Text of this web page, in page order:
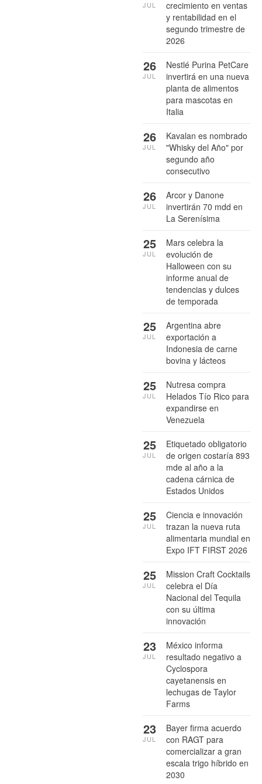
crecimiento en ventas
y rentabilidad en el
segundo trimestre de
2026
JUL
Nestlé Purina PetCare
invertirá en una nueva
planta de alimentos
para mascotas en
Italia
26
JUL
Kavalan es nombrado
"Whisky del Año" por
segundo año
consecutivo
26
JUL
Arcor y Danone
invertirán 70 mdd en
La Serenísima
26
JUL
Mars celebra la
evolución de
Halloween con su
informe anual de
tendencias y dulces
de temporada
25
JUL
Argentina abre
exportación a
Indonesia de carne
bovina y lácteos
25
JUL
Nutresa compra
Helados Tío Rico para
expandirse en
Venezuela
25
JUL
Etiquetado obligatorio
de origen costaría 893
mde al año a la
cadena cárnica de
Estados Unidos
25
JUL
Ciencia e innovación
trazan la nueva ruta
alimentaria mundial en
Expo IFT FIRST 2026
25
JUL
Mission Craft Cocktails
celebra el Día
Nacional del Tequila
con su última
innovación
25
JUL
México informa
resultado negativo a
Cyclospora
cayetanensis en
lechugas de Taylor
Farms
23
JUL
Bayer firma acuerdo
con RAGT para
comercializar a gran
escala trigo híbrido en
2030
23
JUL